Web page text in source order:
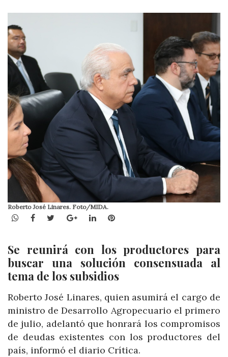
Roberto José Linares. Foto/MIDA.
WhatsApp
Facebook
TwitterGoogle+LinkedInPinterest
Se reunirá con los productores para
buscar una solución consensuada al
tema de los subsidios
Roberto José Linares, quien asumirá el cargo de
ministro de Desarrollo Agropecuario el primero
de julio, adelantó que honrará los compromisos
de deudas existentes con los productores del
país, informó el diario Crítica.